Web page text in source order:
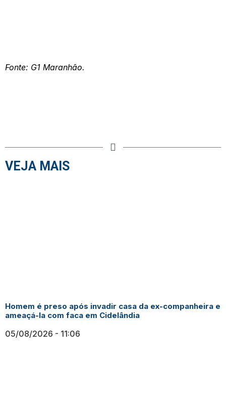
Fonte: G1 Maranhão.
VEJA MAIS
Homem é preso após invadir casa da ex-companheira e
ameaçá-la com faca em Cidelândia
05/08/2026 11:06